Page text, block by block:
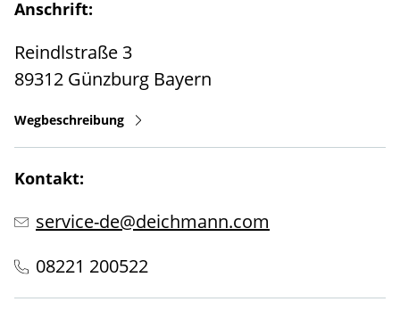
Anschrift:
Reindlstraße 3
89312 Günzburg Bayern
Wegbeschreibung
Kontakt:
service-de@deichmann.com
08221 200522